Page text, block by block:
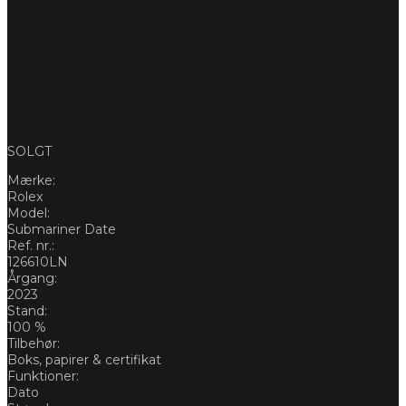
SOLGT
Mærke:
Rolex
Model:
Submariner Date
Ref. nr.:
126610LN
Årgang:
2023
Stand:
100 %
Tilbehør:
Boks, papirer & certifikat
Funktioner:
Dato